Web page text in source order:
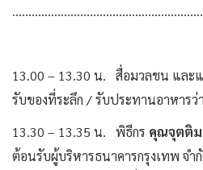
13.00 – 13.30 น. สื่อมวลชน และ
รับของที่ระลึก / รับประทานอาหารว่
13.30 – 13.35 น. พิธีกร คุณจุตติ
ต้อนรับผู้บริหารธนาคารกรุงเทพ จำ